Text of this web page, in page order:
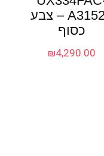
A3152T – צבע
כסוף
₪4,290.00